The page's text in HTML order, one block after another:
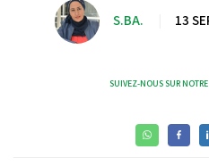
S.BA. 13
SUIVEZ-NOUS SUR